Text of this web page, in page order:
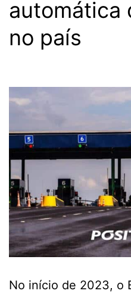
automática
no país
No início de 2023, o